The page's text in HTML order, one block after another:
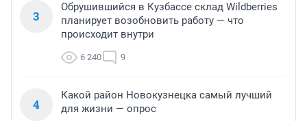
3
Обрушившийся в Кузбассе склад Wildberries
планирует возобновить работу — что
происходит внутри
6 240 9
4
Какой район Новокузнецка самый лучший
для жизни — опрос